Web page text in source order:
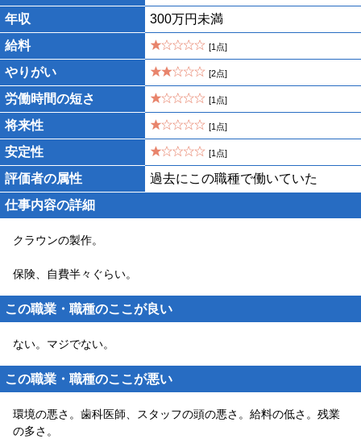
年収
300万円未満
給料
[1点]
やりがい [2点]
労働時間の短さ [1点]
将来性 [1点]
安定性 [1点]
評価者の属性
過去にこの職種で働いていた
仕事内容の詳細
クラウンの製作。
保険、自費半々ぐらい。
この職業・職種のここが良い
ない。マジでない。
この職業・職種のここが悪い
環境の悪さ。歯科医師、スタッフの頭の悪さ。給料の低さ。残業
の多さ。